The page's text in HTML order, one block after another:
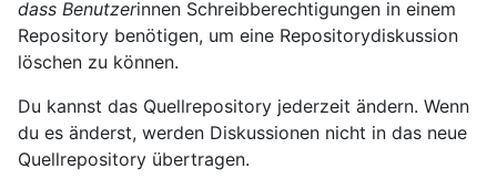
dass Benutzerinnen Schreibberechtigungen in einem
Repository benötigen, um eine Repositorydiskussion
löschen zu können.
Du kannst das Quellrepository jederzeit ändern. Wenn
du es änderst, werden Diskussionen nicht in das neue
Quellrepository übertragen.